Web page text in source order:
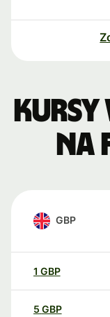
Kursy
na
GBP
1 GBP
5 GBP